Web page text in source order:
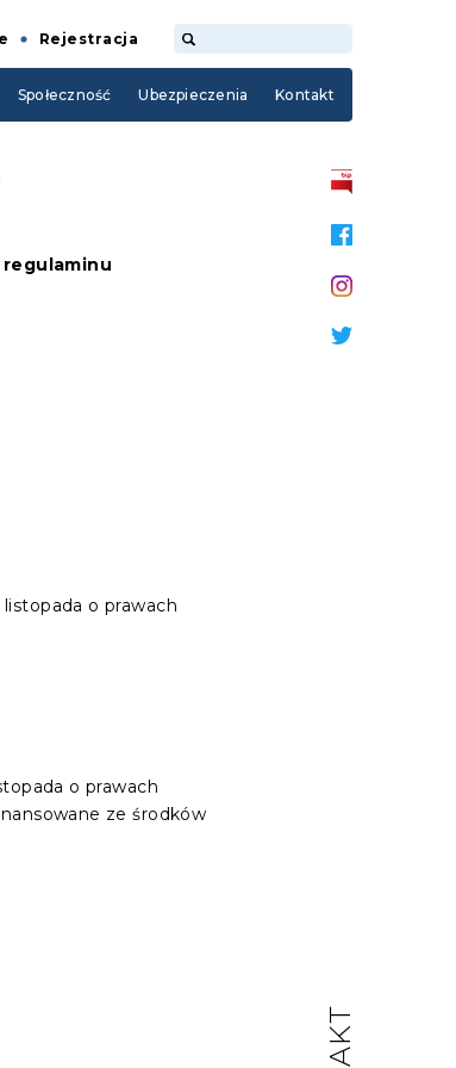
Rejestracja
Społeczność Ubezpieczenia Kontakt
regulaminu
o prawach
o prawach
ze środków